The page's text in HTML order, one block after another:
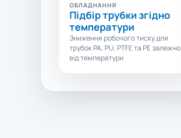
ОБЛАДНАННЯ
Підбір трубки згідно
температури
Зниження робочого тиску для
трубок PA, PU, PTFE та PE залежно
від температури